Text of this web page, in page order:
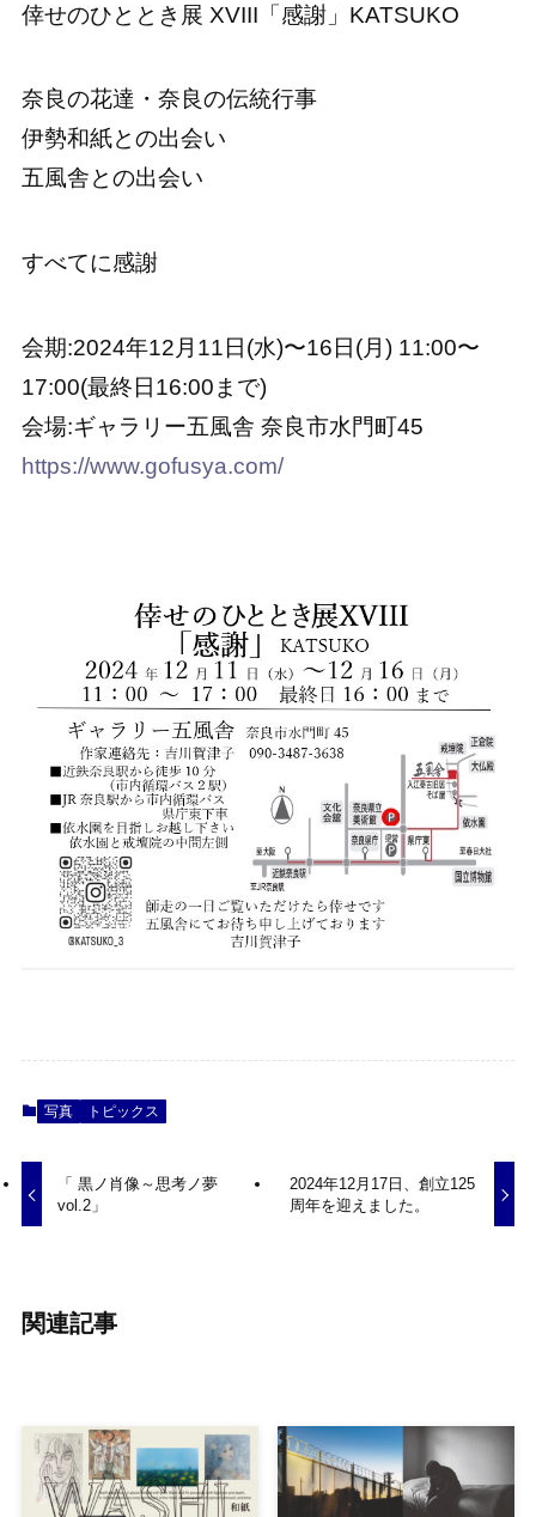
倖せのひととき展 XVIII「感謝」KATSUKO
奈良の花達・奈良の伝統行事
伊勢和紙との出会い
五風舎との出会い
すべてに感謝
会期:2024年12月11日(水)〜16日(月) 11:00〜
17:00(最終日16:00まで)
会場:ギャラリー五風舎 奈良市水門町45
https://www.gofusya.com/
写真 トピックス
「 黒ノ肖像～思考ノ夢
vol.2」
2024年12月17日、創立125
周年を迎えました。
関連記事